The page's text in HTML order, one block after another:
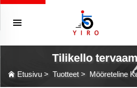
Tilikello
Etusivu > Tuotteet > Mööreteline